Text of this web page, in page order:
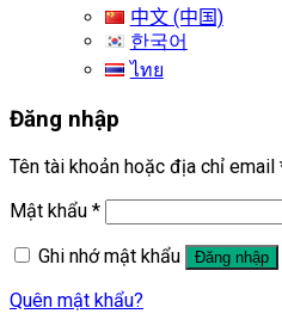
中文 (中国)
한국어
ไทย
Đăng nhập
Tên tài khoản hoặc địa chỉ email
Mật khẩu *
Ghi nhớ mật khẩu
Đăng nhập
Quên mật khẩu?